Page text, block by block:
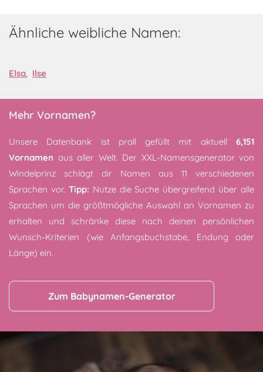
Ähnliche weibliche Namen:
Elsa, Ilse
Mehr Vornamen?
Unsere Datenbank ist prall gefüllt mit aktuell 6,151
Vornamen aus aller Welt. Der XXL-Namensgenerator von
Windelprinz schlägt dir Namen aus 11 verschiedenen
Sprachen vor. Tipp: Nutze die Suche übergreifend über alle
Sprachen um die größtmögliche Auswahl an Vornamen zu
erhalten und schränke diese nach deinen persönlichen
Wunsch-Kriterien (wie Anfangsbuchstabe, Endung oder
Länge) ein.
Zum Babynamen-Generator